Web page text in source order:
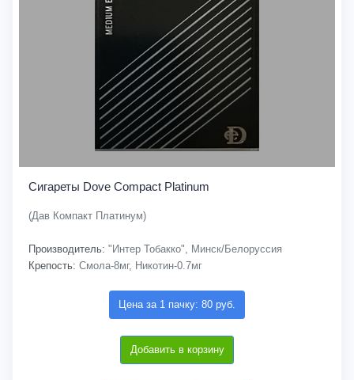
Сигареты Dove Compact Platinum
(Дав Компакт Платинум)
Производитель: "Интер Тобакко", Минск/Белоруссия
Крепость: Смола-8мг, Никотин-0.7мг
Цена за 1 пачку: 80 руб.
Добавить в корзину